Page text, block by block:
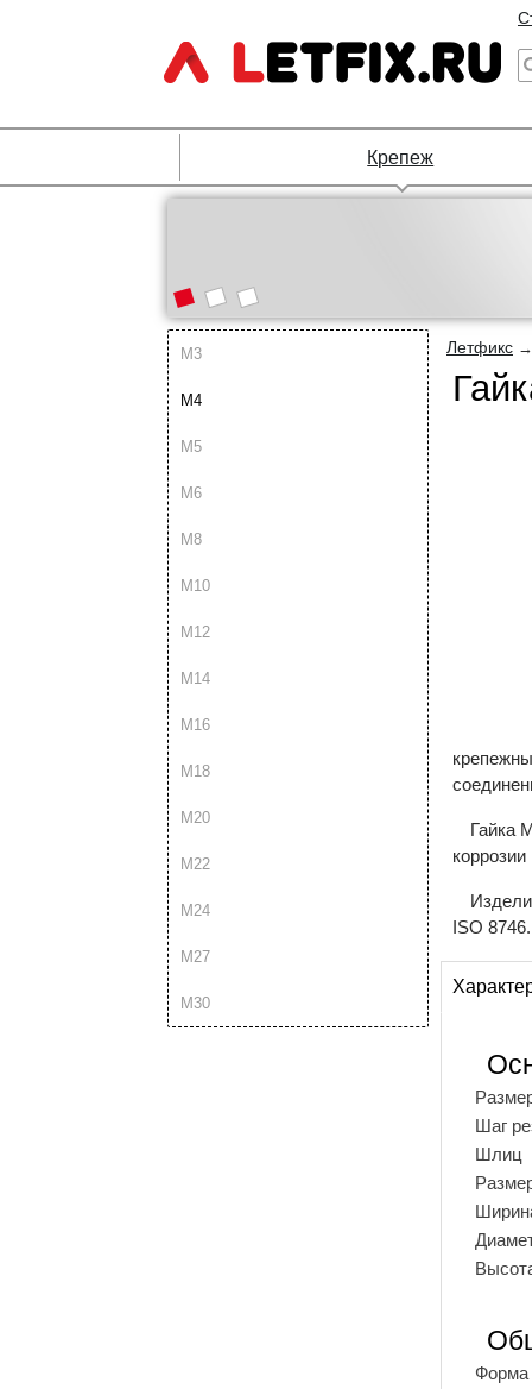
Крепеж
М3
М4
М5
М6
М8
М10
М12
М14
М16
М18
М20
М22
М24
М27
М30
Летфикс
Гайка
ISO 8746.
Шаг
Шлиц
Форма